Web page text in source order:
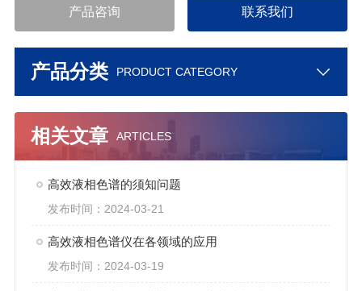
产品咨询 联系我们
产品分类 PRODUCT CATEGORY
相关文章 ARTICLES
高效液相色谱的须知问题
发布时间：2024-03-21
高效液相色谱仪在各领域的应用
发布时间：2024-03-19